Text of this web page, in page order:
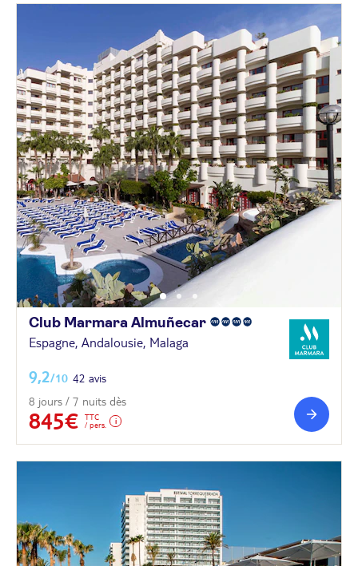
Club Marmara Almuñecar
Espagne, Andalousie, Malaga
9,2/10 42 avis
8 jours / 7 nuits dès
845€
TTC
/ pers.